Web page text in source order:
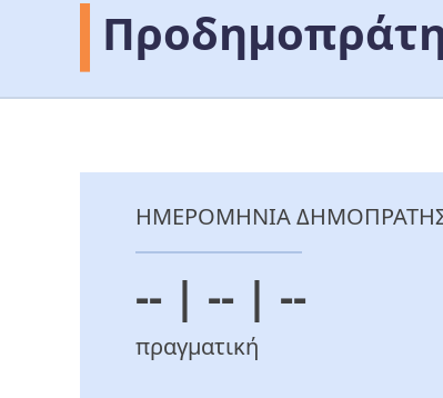
ΗΜΕΡΟΜΗΝΙΑ
-- | -- | --
πραγματική